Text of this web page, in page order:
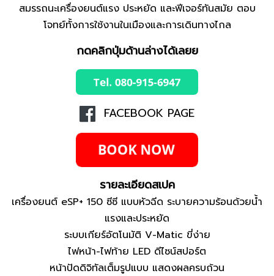
สมรรถนะเครื่องยนต์แรง ประหยัด และฟีเจอร์ทันสมัย ตอบ
โจทย์ทั้งการใช้งานในเมืองและการเดินทางไกล
กดคลิกปุ่มด้านล่างได้เลยย
FACEBOOK PAGE
รายละเอียดสเปค
เครื่องยนต์ eSP+ 150 ซีซี แบบหัวฉีด ระบายความร้อนด้วยน้ำ
แรงและประหยัด
ระบบเกียร์อัตโนมัติ V-Matic ขี่ง่าย
ไฟหน้า-ไฟท้าย LED ดีไซน์สปอร์ต
หน้าปัดดิจิทัลเต็มรูปแบบ แสดงผลครบถ้วน